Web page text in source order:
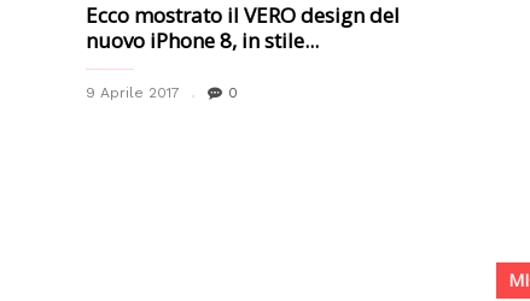
Ecco mostrato il VERO design del
nuovo iPhone 8, in stile...
9 Aprile 2017 0